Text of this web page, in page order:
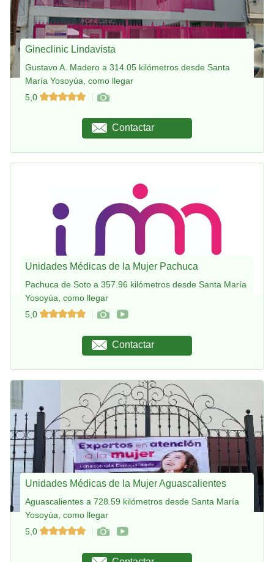
Gineclinic Lindavista
Gustavo A. Madero a 314.05 kilómetros desde Santa
María Yosoyúa, como llegar
5,0
Contactar
Unidades Médicas de la Mujer Pachuca
Pachuca de Soto a 357.96 kilómetros desde Santa María
Yosoyúa, como llegar
5,0
Contactar
Unidades Médicas de la Mujer Aguascalientes
Aguascalientes a 728.59 kilómetros desde Santa María
Yosoyúa, como llegar
5,0